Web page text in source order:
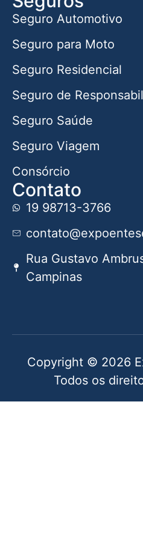
Seguro Automotivo
Seguro para Moto
Seguro Residencial
Seguro de
Seguro Saúde
Seguro Viagem
Consórcio
Contato
19 98713-3766
Rua Gustavo
Campinas
Copyright © 2026
Todos os